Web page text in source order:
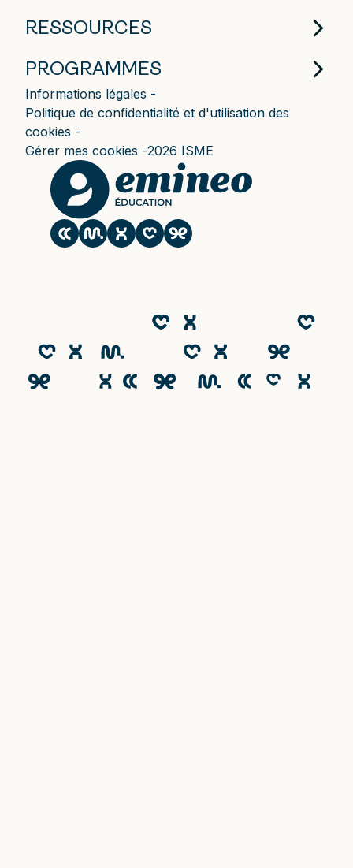
RESSOURCES
PROGRAMMES
Informations légales
Politique de confidentialité et d'utilisation des
cookies
Gérer mes cookies
2026 ISME